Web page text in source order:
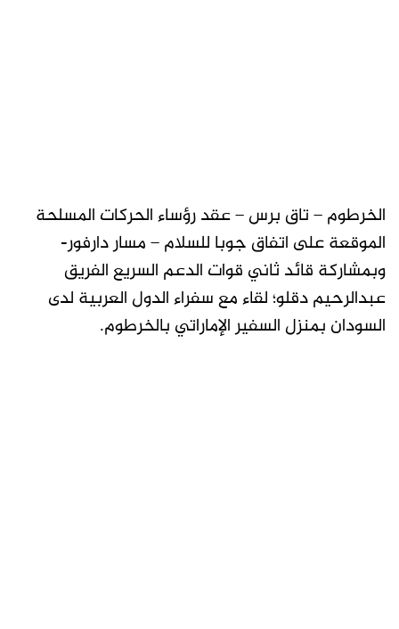
الخرطوم – تاق برس – عقد رؤساء الحركات المسلحة
الموقعة على اتفاق جوبا للسلام – مسار دارفور-
وبمشاركة قائد ثاني قوات الدعم السريع الفريق
عبدالرحيم دقلو؛ لقاء مع سفراء الدول العربية لدى
السودان بمنزل السفير الإماراتي بالخرطوم.